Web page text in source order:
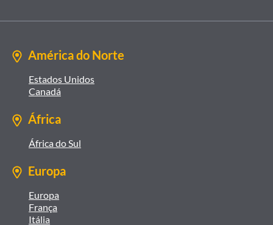
América do Norte
Estados Unidos
Canadá
África
África do Sul
Europa
Europa
França
Itália